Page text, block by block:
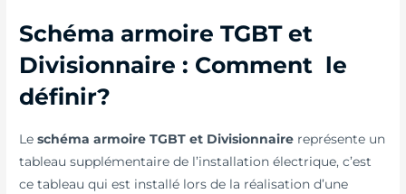
Schéma armoire TGBT et
Divisionnaire : Comment le
définir?​
Leschéma armoire TGBT et Divisionnaire représente un
tableau supplémentaire de l’installation électrique, c’est
ce tableau qui est installé lors de la réalisation d’une